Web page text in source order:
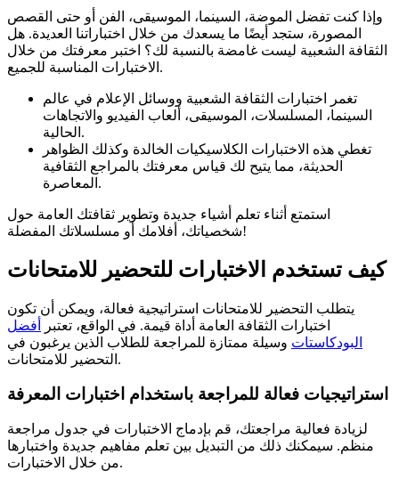
وإذا كنت تفضل الموضة، السينما، الموسيقى، الفن أو حتى القصص
المصورة، ستجد أيضًا ما يسعدك من خلال اختباراتنا العديدة. هل
الثقافة الشعبية ليست غامضة بالنسبة لك؟ اختبر معرفتك من خلال
الاختبارات المناسبة للجميع.
تغمر اختبارات الثقافة الشعبية ووسائل الإعلام في عالم
السينما، المسلسلات، الموسيقى، ألعاب الفيديو والاتجاهات
الحالية.
تغطي هذه الاختبارات الكلاسيكيات الخالدة وكذلك الظواهر
الحديثة، مما يتيح لك قياس معرفتك بالمراجع الثقافية
المعاصرة.
استمتع أثناء تعلم أشياء جديدة وتطوير ثقافتك العامة حول
شخصياتك، أفلامك أو مسلسلاتك المفضلة!
كيف تستخدم الاختبارات للتحضير للامتحانات
يتطلب التحضير للامتحانات استراتيجية فعالة، ويمكن أن تكون
اختبارات الثقافة العامة أداة قيمة. في الواقع، تعتبر
أفضل
البودكاستات وسيلة ممتازة للمراجعة للطلاب الذين يرغبون في
التحضير للامتحانات.
استراتيجيات فعالة للمراجعة باستخدام اختبارات المعرفة
لزيادة فعالية مراجعتك، قم بإدماج الاختبارات في جدول مراجعة
منظم. سيمكنك ذلك من التبديل بين تعلم مفاهيم جديدة واختبارها
من خلال الاختبارات.